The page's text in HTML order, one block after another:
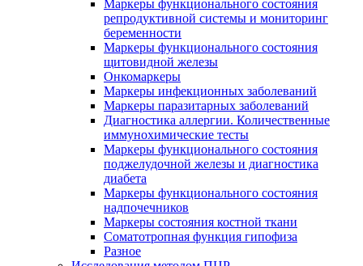
Маркеры функционального состояния
репродуктивной системы и мониторинг
беременности
Маркеры функционального состояния
щитовидной железы
Онкомаркеры
Маркеры инфекционных заболеваний
Маркеры паразитарных заболеваний
Диагностика аллергии. Количественные
иммунохимические тесты
Маркеры функционального состояния
поджелудочной железы и диагностика
диабета
Маркеры функционального состояния
надпочечников
Маркеры состояния костной ткани
Соматотропная функция гипофиза
Разное